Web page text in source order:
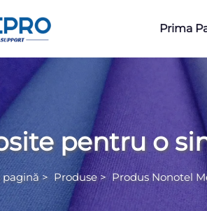
Prima
pentru o
pagină> Produse>Produs Nonotel